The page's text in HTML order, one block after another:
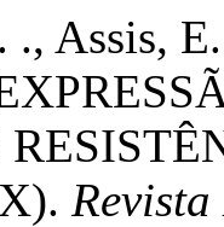
., Assis,